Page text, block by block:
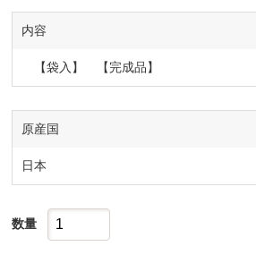
内容
【袋入】 【完成品】
原産国
日本
数量